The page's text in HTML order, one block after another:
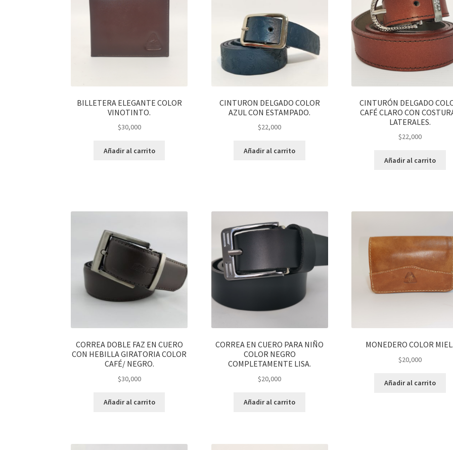
BILLETERA ELEGANTE COLOR
VINOTINTO.
$30,000
Añadir al carrito
CINTURON DELGADO COLOR
AZUL CON ESTAMPADO.
$22,000
Añadir al carrito
CINTURÓN DELGADO
CAFÉ CLARO CON
LATERALES.
$22,000
Añadir al carrito
CORREA DOBLE FAZ EN CUERO
CON HEBILLA GIRATORIA COLOR
CAFÉ/ NEGRO.
$30,000
Añadir al carrito
CORREA EN CUERO PARA NIÑO
COLOR NEGRO
COMPLETAMENTE LISA.
$20,000
Añadir al carrito
MONEDERO COLOR MIEL.
$20,000
Añadir al carrito